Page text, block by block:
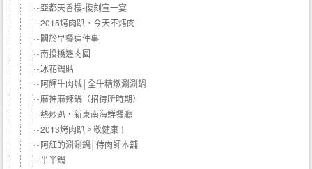
亞都天香樓-復刻宣一宴
2015烤肉趴，今天不烤肉
關於早餐這件事
南投橋邊肉圓
冰花鍋貼
阿輝牛肉城│全牛精燉涮涮鍋
麻神麻辣鍋（招待所時期）
熱炒趴‧新東南海鮮餐廳
2013烤肉趴。敬健康！
阿紅的涮涮鍋│侍肉師本舖
半半鍋